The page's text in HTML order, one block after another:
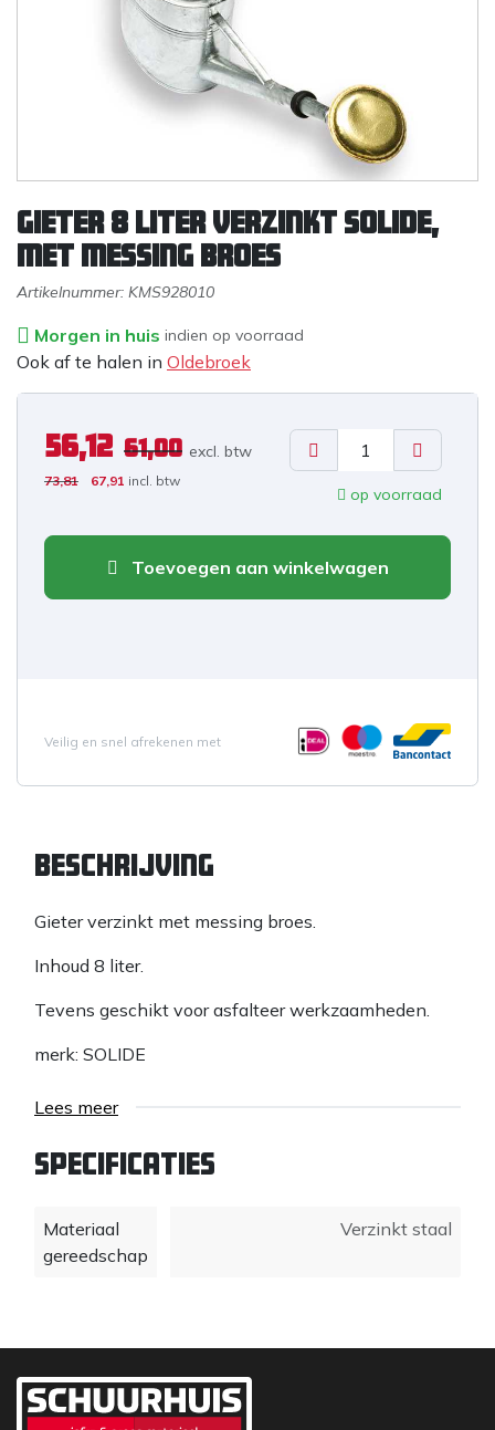
Gieter 8 liter verzinkt SOLIDE,
met messing broes
Artikelnummer: KMS928010
Morgen in huis indien op voorraad
Ook af te halen in Oldebroek
56,12 61,00 excl. btw
73,81 67,91 incl. btw
op voorraad
Toevoegen aan winkelwagen
Veilig en snel afrekenen met
Beschrijving
Gieter verzinkt met messing broes.
Inhoud 8 liter.
Tevens geschikt voor asfalteer werkzaamheden.
merk: SOLIDE
Lees meer
Specificaties
Materiaal
gereedschap
Verzinkt staal